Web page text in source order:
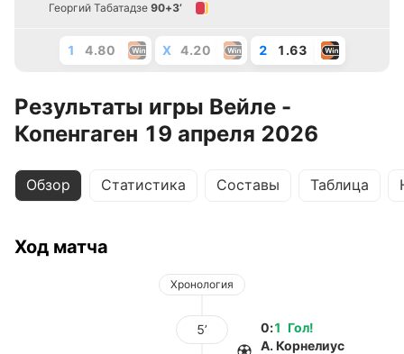
Георгий Табатадзе 90+3’
1 4.80 X 4.20 2 1.63
Результаты игры Вейле -
Копенгаген 19 апреля 2026
Обзор Статистика Составы Таблица
Ход матча
Хронология
5’ Гол!
0:1
А. Корнелиус